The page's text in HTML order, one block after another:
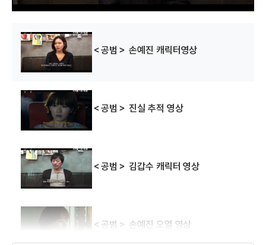
＜공범＞ 손예진 캐릭터영상
＜공범＞ 진실 추적 영상
＜공범＞ 김갑수 캐릭터 영상
＜공범＞ 손예진 오열 영상